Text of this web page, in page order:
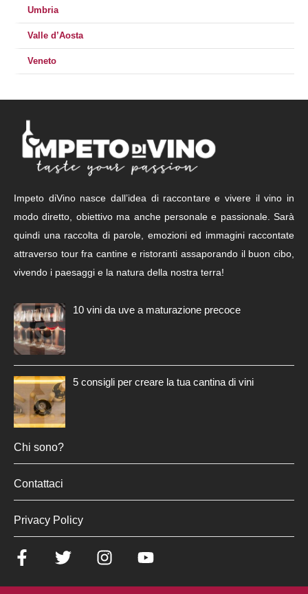
Umbria
Valle d’Aosta
Veneto
Impeto diVino nasce dall’idea di raccontare e vivere il vino in
modo diretto, obiettivo ma anche personale e passionale. Sarà
quindi una raccolta di parole, emozioni ed immagini raccontate
attraverso tour fra cantine e ristoranti assaporando il buon cibo,
vivendo i paesaggi e la natura della nostra terra!
10 vini da uve a maturazione precoce
5 consigli per creare la tua cantina di vini
Chi sono?
Contattaci
Privacy Policy